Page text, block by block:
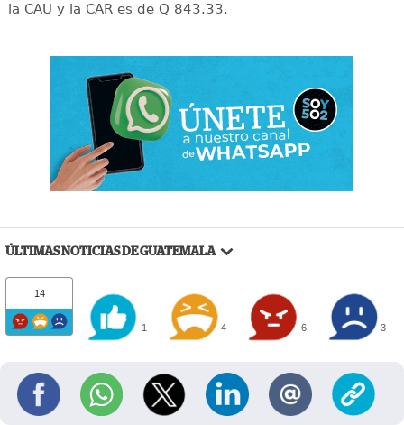
la CAU y la CAR es de Q 843.33.
ÚLTIMAS NOTICIAS DE GUATEMALA
14
1 4 6 3